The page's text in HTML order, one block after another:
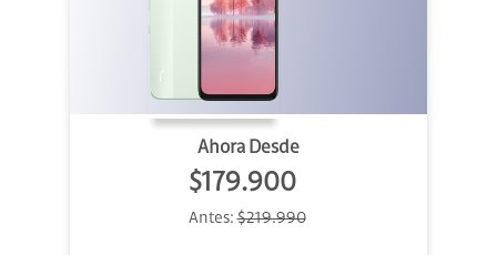
Ahora Desde
$179.900
Antes:$219.990